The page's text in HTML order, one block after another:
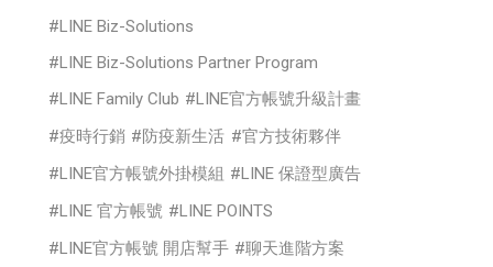
LINE Biz-Solutions
LINE Biz-Solutions Partner Program
LINE Family Club
LINE官方帳號升級計畫
疫時行銷
防疫新生活
官方技術夥伴
LINE官方帳號外掛模組
LINE 保證型廣告
LINE 官方帳號
LINE POINTS
LINE官方帳號 開店幫手
聊天進階方案